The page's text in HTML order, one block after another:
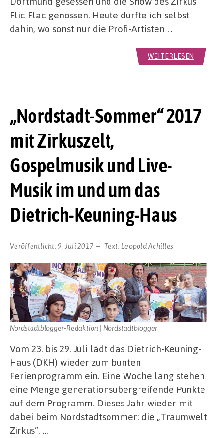
Flic Flac genossen. Heute durfte ich selbst
dahin, wo sonst nur die Profi-Artisten …
WEITERLESEN
„Nordstadt-Sommer“ 2017
mit Zirkuszelt,
Gospelmusik und Live-
Musik im und um das
Dietrich-Keuning-Haus
Veröffentlicht: 9. Juli 2017 Text:Leopold Achilles
Nordstadtblogger-Redaktion | Nordstadtblogger
Vom 23. bis 29. Juli lädt das Dietrich-Keuning-
Haus (DKH) wieder zum bunten
Ferienprogramm ein. Eine Woche lang stehen
eine Menge generationsübergreifende Punkte
auf dem Programm. Dieses Jahr wieder mit
dabei beim Nordstadtsommer: die „Traumwelt
Zirkus“. …